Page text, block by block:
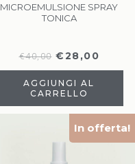
MICROEMULSIONE SPRAY
TONICA
€40,00 €28,00
AGGIUNGI AL
CARRELLO
In offerta!